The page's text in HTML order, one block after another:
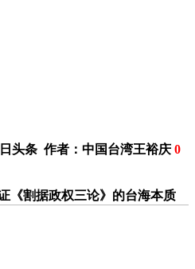
头条 作者：中国台湾王裕庆 0
《割据政权三论》的台海本质